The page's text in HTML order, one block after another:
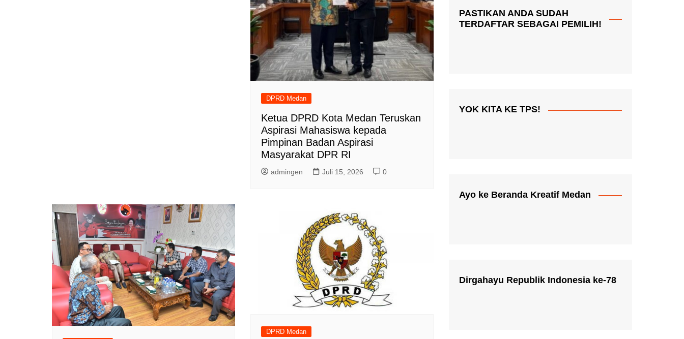
DPRD Medan
Ketua DPRD Kota Medan Teruskan
Aspirasi Mahasiswa kepada
Pimpinan Badan Aspirasi
Masyarakat DPR RI
admingen Juli 15, 2026 0
DPRD Medan
PASTIKAN ANDA SUDAH
TERDAFTAR SEBAGAI PEMILIH!
YOK KITA KE TPS!
Ayo ke Beranda Kreatif Medan
Dirgahayu Republik Indonesia ke-78